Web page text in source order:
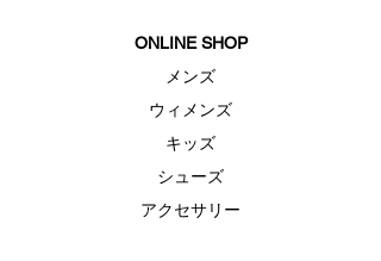
ONLINE SHOP
メンズ
ウィメンズ
キッズ
シューズ
アクセサリー